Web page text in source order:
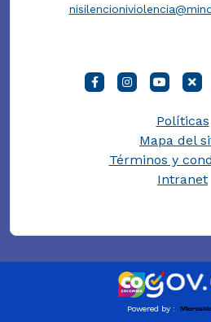
Políticas
Mapa del
Términos y
Intranet
Powered by :